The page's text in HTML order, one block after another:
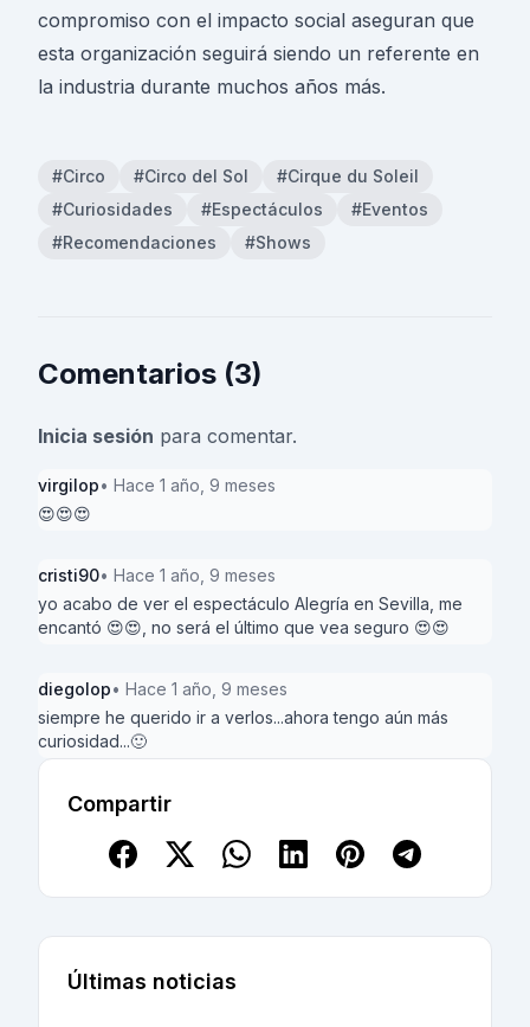
compromiso con el impacto social aseguran que
esta organización seguirá siendo un referente en
la industria durante muchos años más.
#Circo #Circo del Sol
#Cirque du Soleil
#Curiosidades
#Espectáculos
#Eventos
#Recomendaciones
#Shows
Comentarios (3)
Inicia sesión para comentar.
virgilop• Hace 1 año, 9 meses
😍😍😍
cristi90• Hace 1 año, 9 meses
yo acabo de ver el espectáculo Alegría en Sevilla, me
encantó 😍😍, no será el último que vea seguro 😍😍
diegolop• Hace 1 año, 9 meses
siempre he querido ir a verlos...ahora tengo aún más
curiosidad...🙂
Compartir
Últimas noticias